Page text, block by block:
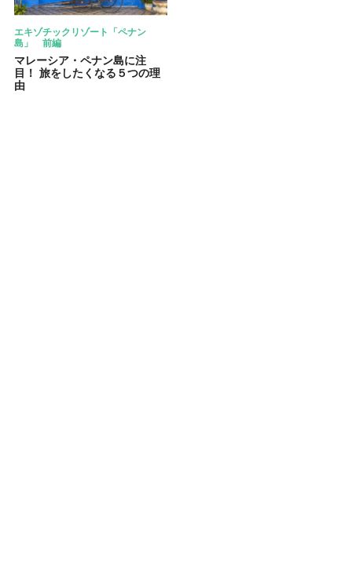
エキゾチックリゾート「ペナン
島」 前編
マレーシア・ペナン島に注
目！ 旅をしたくなる５つの理
由